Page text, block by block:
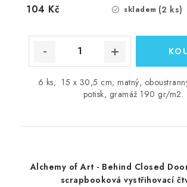
skladem (2 ks)
104 Kč
6 ks; 15 x 30,5 cm; matný,
potisk, gramáž 190 gr/m2.
Alchemy of Art - Behind Closed
scrapbooková vystřihovací